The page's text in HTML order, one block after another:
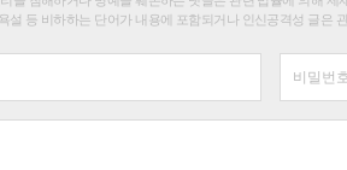
설 등 비하하는 단어가 내용에 포함되거나 인신공격성 글은